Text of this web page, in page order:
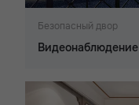
Безопасный двор
Видеонаблюдение